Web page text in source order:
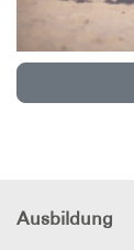
Ausbildung